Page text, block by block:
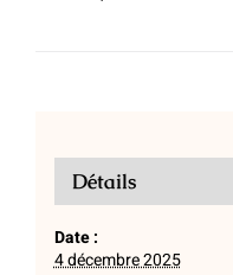
Détails
Date :
4 décembre 2025